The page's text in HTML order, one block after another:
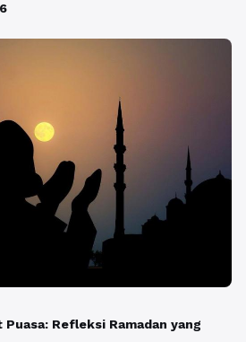
Puasa: Refleksi Ramadan yang